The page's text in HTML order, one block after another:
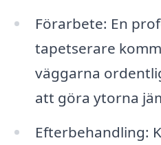
Förarbete: En
tapetserare
väggarna
att göra ytorna
Efterbehandling: